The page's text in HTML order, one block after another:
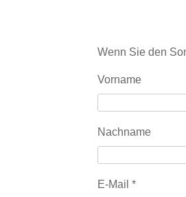
Wenn Sie den
Vorname
Nachname
E-Mail *